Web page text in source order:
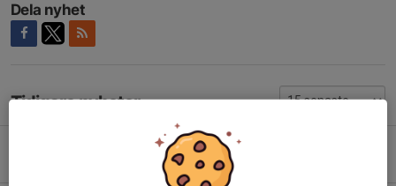
Dela nyhet
Tidigare nyheter
Vilhelm tog guld under Fristils-SM 2026!